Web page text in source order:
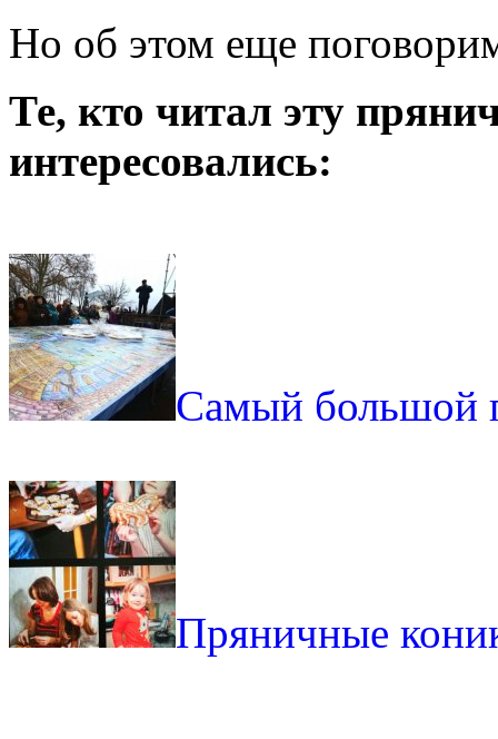
Но об этом еще
Те, кто читал эту
интересовались:
Самый большой
Пряничные